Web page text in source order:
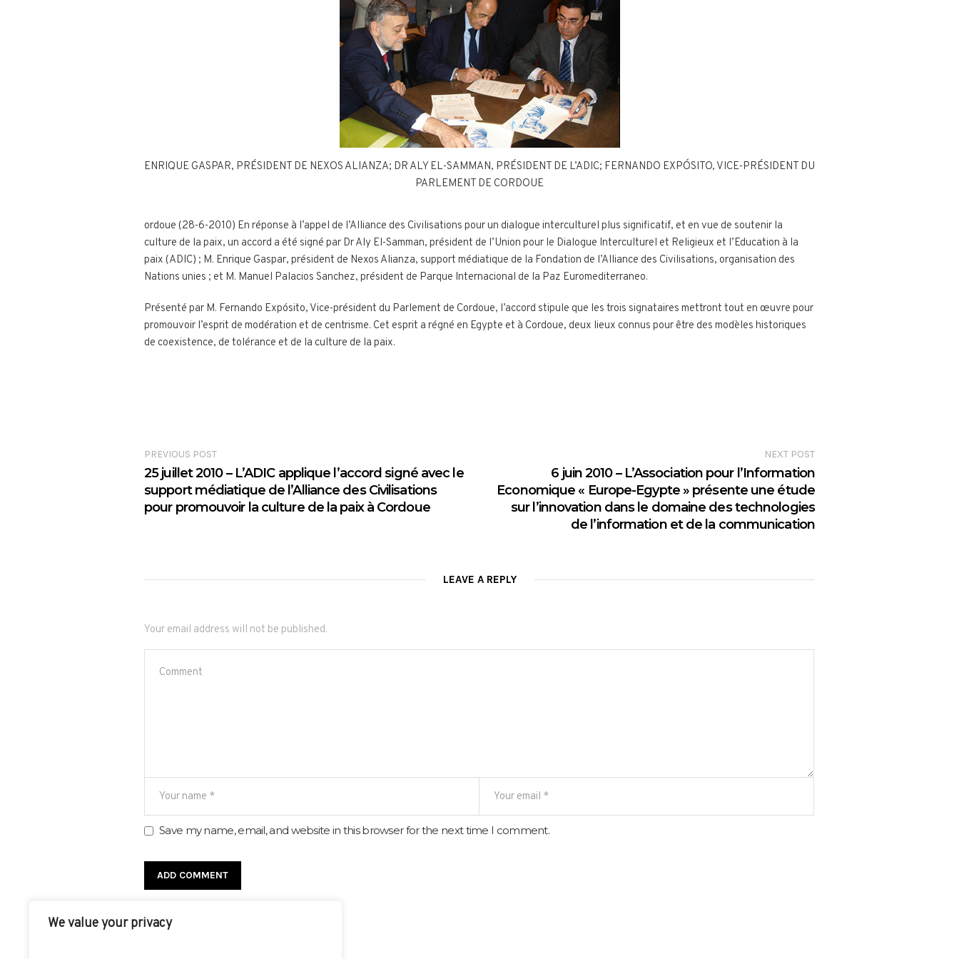
We value your privacy
ENRIQUE GASPAR, PRÉSIDENT DE NEXOS ALIANZA; DR ALY EL-SAMMAN, PRÉSIDENT DE L’ADIC; FERNANDO EXPÓSITO, VICE-PRÉSIDENT DU
PARLEMENT DE CORDOUE
ordoue (28-6-2010) En réponse à l’appel de l’Alliance des Civilisations pour un dialogue interculturel plus significatif, et en vue de soutenir la
culture de la paix, un accord a été signé par Dr Aly El-Samman, président de l’Union pour le Dialogue Interculturel et Religieux et l’Education à la
paix (ADIC) ; M. Enrique Gaspar, président de Nexos Alianza, support médiatique de la Fondation de l’Alliance des Civilisations, organisation des
Nations unies ; et M. Manuel Palacios Sanchez, président de Parque Internacional de la Paz Euromediterraneo.
Présenté par M. Fernando Expósito, Vice-président du Parlement de Cordoue, l’accord stipule que les trois signataires mettront tout en œuvre pour
promouvoir l’esprit de modération et de centrisme. Cet esprit a régné en Egypte et à Cordoue, deux lieux connus pour être des modèles historiques
de coexistence, de tolérance et de la culture de la paix.
PREVIOUS POST
25 juillet 2010 – L’ADIC applique l’accord signé avec le
support médiatique de l’Alliance des Civilisations
pour promouvoir la culture de la paix à Cordoue
NEXT POST
6 juin 2010 – L’Association pour l’Information
Economique « Europe-Egypte » présente une étude
sur l’innovation dans le domaine des technologies
de l’information et de la communication
LEAVE A REPLY
Your email address will not be published.
Save my name, email, and website in this browser for the next time I comment.